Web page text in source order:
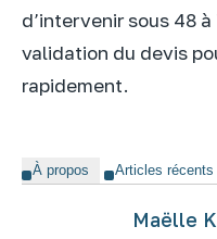
d’intervenir sous 48
validation du devis
rapidement.
À propos Articles récents
Maëlle